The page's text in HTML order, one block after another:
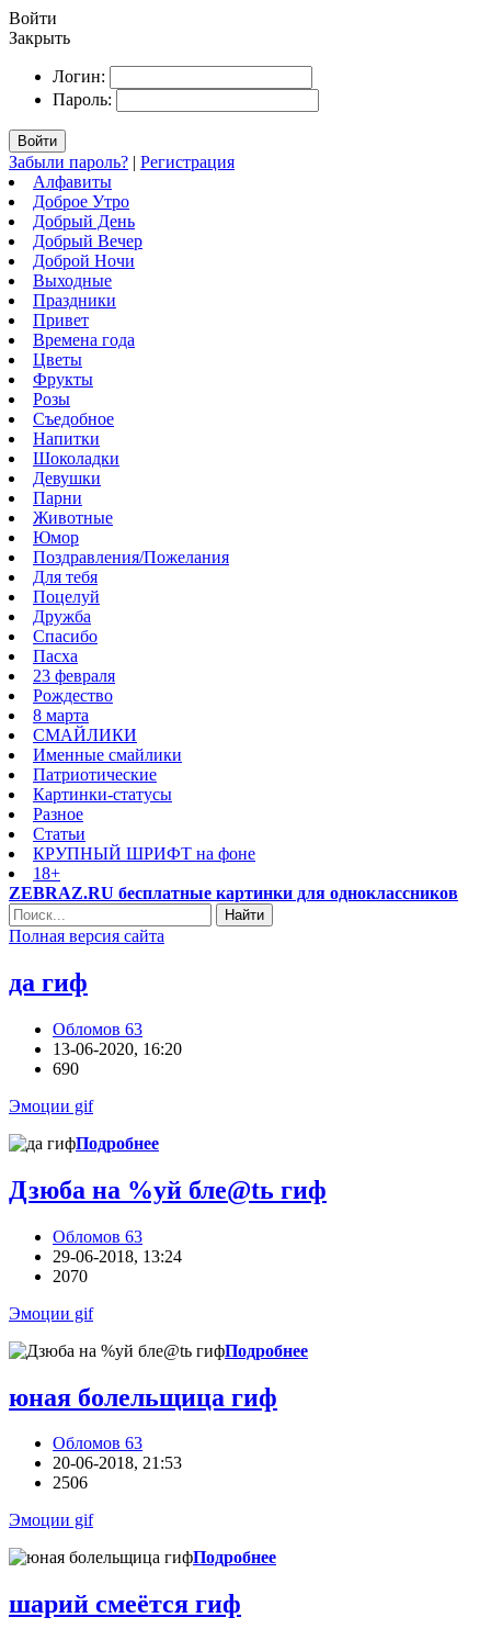
Войти
Закрыть
Логин:
Пароль:
Войти
Забыли пароль? | Регистрация
Алфавиты
Доброе Утро
Добрый День
Добрый Вечер
Доброй Ночи
Выходные
Праздники
Привет
Времена года
Цветы
Фрукты
Розы
Съедобное
Напитки
Шоколадки
Девушки
Парни
Животные
Юмор
Поздравления/Пожелания
Для тебя
Поцелуй
Дружба
Спасибо
Пасха
23 февраля
Рождество
8 марта
СМАЙЛИКИ
Именные смайлики
Патриотические
Картинки-статусы
Разное
Cтатьи
КРУПНЫЙ ШРИФТ на фоне
18+
ZEBRAZ.RU бесплатные картинки для одноклассников
Найти
Полная версия сайта
да гиф
Обломов 63
13-06-2020, 16:20
690
Эмоции gif
Подробнее
Дзюба на %уй бле@tь гиф
Обломов 63
29-06-2018, 13:24
2070
Эмоции gif
Подробнее
юная болельщица гиф
Обломов 63
20-06-2018, 21:53
2506
Эмоции gif
Подробнее
шарий смеётся гиф